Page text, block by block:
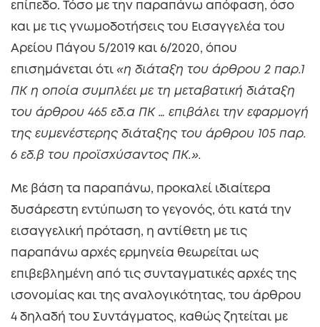
επίπεδο. Τόσο με την παραπάνω απόφαση, όσο
και με τις γνωμοδοτήσεις του Εισαγγελέα του
Αρείου Πάγου 5/2019 και 6/2020, όπου
επισημάνεται ότι «η διάταξη του άρθρου 2 παρ.1
ΠΚ η οποία συμπλέει με τη μεταβατική διάταξη
του άρθρου 465 εδ.α ΠΚ … επιβάλει την εφαρμογή
της ευμενέστερης διάταξης του άρθρου 105 παρ.
6 εδ.β του προϊσχύσαντος ΠΚ.».
Με βάση τα παραπάνω, προκαλεί ιδιαίτερα
δυσάρεστη εντύπωση το γεγονός, ότι κατά την
εισαγγελική πρόταση, η αντίθετη με τις
παραπάνω αρχές ερμηνεία θεωρείται ως
επιβεβλημένη από τις συνταγματικές αρχές της
ισονομίας και της αναλογικότητας, του άρθρου
4 δηλαδή του Συντάγματος, καθώς ζητείται με